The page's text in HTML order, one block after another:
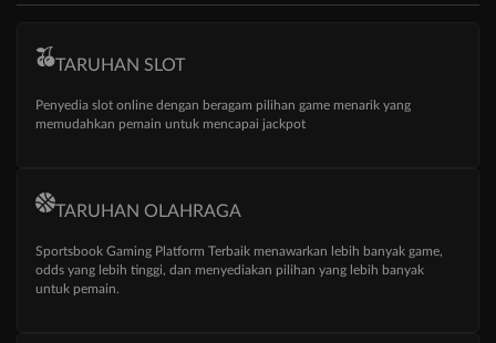
TARUHAN SLOT
Penyedia slot online dengan beragam pilihan game menarik yang
memudahkan pemain untuk mencapai jackpot
TARUHAN OLAHRAGA
Sportsbook Gaming Platform Terbaik menawarkan lebih banyak game,
odds yang lebih tinggi, dan menyediakan pilihan yang lebih banyak
untuk pemain.